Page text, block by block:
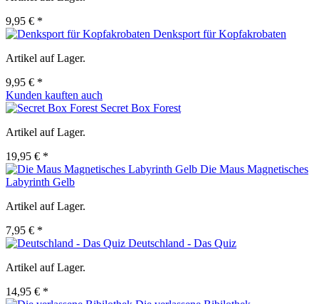
9,95 € *
Denksport für Kopfakrobaten
Artikel auf Lager.
9,95 € *
Kunden kauften auch
Secret Box Forest
Artikel auf Lager.
19,95 € *
Die Maus Magnetisches
Labyrinth Gelb
Artikel auf Lager.
7,95 € *
Deutschland - Das Quiz
Artikel auf Lager.
14,95 € *